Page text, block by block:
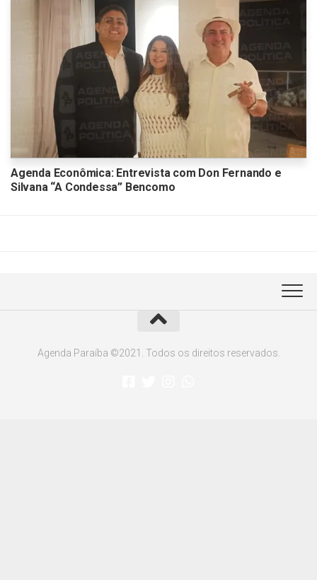
Agenda Econômica: Entrevista com Don Fernando e
Silvana “A Condessa” Bencomo
Agenda Paraíba ©2021. Todos os direitos reservados.